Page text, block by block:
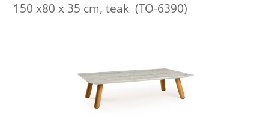
150 x80 x 35 cm, teak (TO-6390)